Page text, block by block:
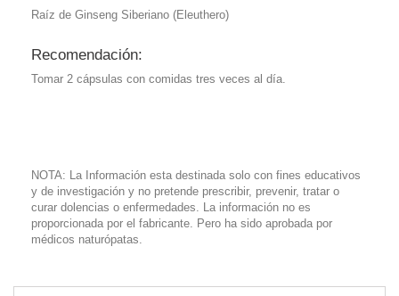
Raíz de Ginseng Siberiano (Eleuthero)
Recomendación:
Tomar 2 cápsulas con comidas tres veces al día.
NOTA: La Información esta destinada solo con fines educativos
y de investigación y no pretende prescribir, prevenir, tratar o
curar dolencias o enfermedades. La información no es
proporcionada por el fabricante. Pero ha sido aprobada por
médicos naturópatas.